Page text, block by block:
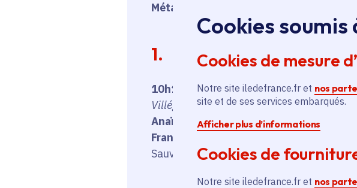
Cookies
Cookies de mesure
Notre site iledefrance.fr et nos
site et de ses services embarqués.
Afficher plus d’informations
Cookies de
Notre site iledefrance.fr et nos
Métais
1. Villégiatures
10h15
Villégiatures en milieu royal
Anaïs Bornet, historienne du patrimoine,
Francesco Guidoboni
Sauvegarde et Transmission des